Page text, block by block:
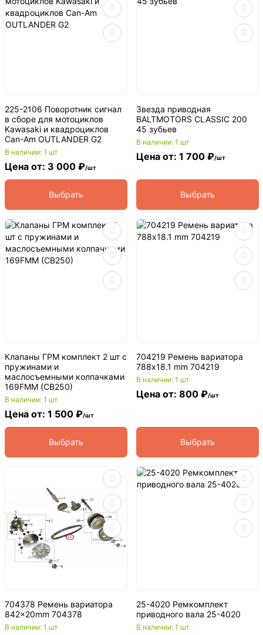
225-2106 Поворотник сигнал
в сборе для мотоциклов
Kawasaki и квадроциклов
Can-Am OUTLANDER G2
В наличии: 1 шт
Цена от: 3 000 ₽/шт
Выбрать
Звезда приводная
BALTMOTORS CLASSIC 200
45 зубьев
В наличии: 1 шт
Цена от: 1 700 ₽/шт
Выбрать
Клапаны ГРМ комплект 2 шт с
пружинами и
маслосъемными колпачками
169FMM (CB250)
В наличии: 1 шт
Цена от: 1 500 ₽/шт
Выбрать
704219 Ремень вариатора
788x18.1 mm 704219
В наличии: 1 шт
Цена от: 800 ₽/шт
Выбрать
704378 Ремень вариатора
842×20mm 704378
В наличии: 1 шт
25-4020 Ремкомплект
приводного вала 25-4020
В наличии: 1 шт